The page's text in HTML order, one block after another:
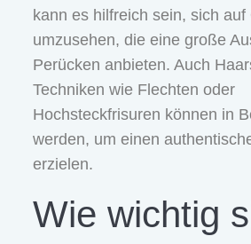
kann es hilfreich sein, sich
umzusehen, die eine große
Perücken anbieten. Auch
Techniken wie Flechten oder
Hochsteckfrisuren können in
werden, um einen
erzielen.
Wie wichtig